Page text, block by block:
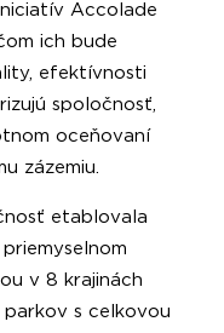
Accolade
ich bude
efektívnosti
spoločnosť,
oceňovaní
zázemiu.
etablovala
v 8 krajinách
s celkovou